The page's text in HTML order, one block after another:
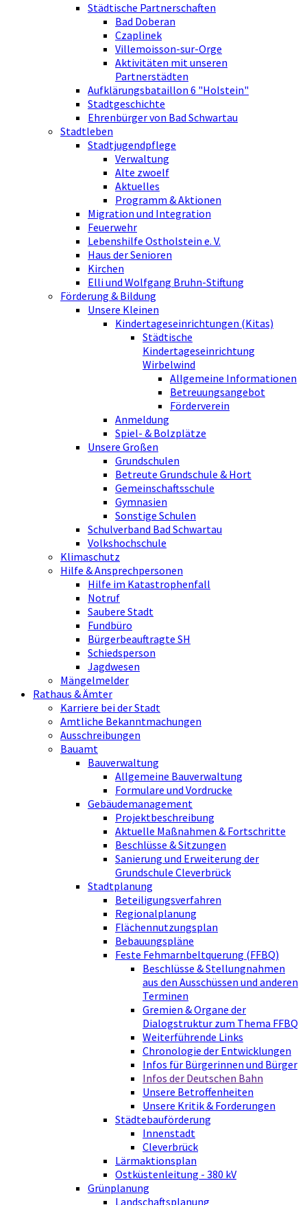
Städtische Partnerschaften
Bad Doberan
Czaplinek
Villemoisson-sur-Orge
Aktivitäten mit unseren
Partnerstädten
Aufklärungsbataillon 6 "Holstein"
Stadtgeschichte
Ehrenbürger von Bad Schwartau
Stadtleben
Stadtjugendpflege
Verwaltung
Alte zwoelf
Aktuelles
Programm & Aktionen
Migration und Integration
Feuerwehr
Lebenshilfe Ostholstein e. V.
Haus der Senioren
Kirchen
Elli und Wolfgang Bruhn-Stiftung
Förderung & Bildung
Unsere Kleinen
Kindertageseinrichtungen (Kitas)
Städtische
Kindertageseinrichtung
Wirbelwind
Allgemeine Informationen
Betreuungsangebot
Förderverein
Anmeldung
Spiel- & Bolzplätze
Unsere Großen
Grundschulen
Betreute Grundschule & Hort
Gemeinschaftsschule
Gymnasien
Sonstige Schulen
Schulverband Bad Schwartau
Volkshochschule
Klimaschutz
Hilfe & Ansprechpersonen
Hilfe im Katastrophenfall
Notruf
Saubere Stadt
Fundbüro
Bürgerbeauftragte SH
Schiedsperson
Jagdwesen
Mängelmelder
Rathaus & Ämter
Karriere bei der Stadt
Amtliche Bekanntmachungen
Ausschreibungen
Bauamt
Bauverwaltung
Allgemeine Bauverwaltung
Formulare und Vordrucke
Gebäudemanagement
Projektbeschreibung
Aktuelle Maßnahmen & Fortschritte
Beschlüsse & Sitzungen
Sanierung und Erweiterung der
Grundschule Cleverbrück
Stadtplanung
Beteiligungsverfahren
Regionalplanung
Flächennutzungsplan
Bebauungspläne
Feste Fehmarnbeltquerung (FFBQ)
Beschlüsse & Stellungnahmen
aus den Ausschüssen und anderen
Terminen
Gremien & Organe der
Dialogstruktur zum Thema FFBQ
Weiterführende Links
Chronologie der Entwicklungen
Infos für Bürgerinnen und Bürger
Infos der Deutschen Bahn
Unsere Betroffenheiten
Unsere Kritik & Forderungen
Städtebauförderung
Innenstadt
Cleverbrück
Lärmaktionsplan
Ostküstenleitung - 380 kV
Grünplanung
Landschaftsplanung